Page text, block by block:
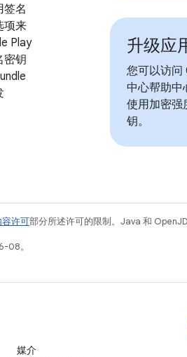
签名
项来
Play
密钥
升级应
您可以访问
中心帮助中
使用加密强
钥。
容许可部分所述许可的限制。Java 和
08。
媒介